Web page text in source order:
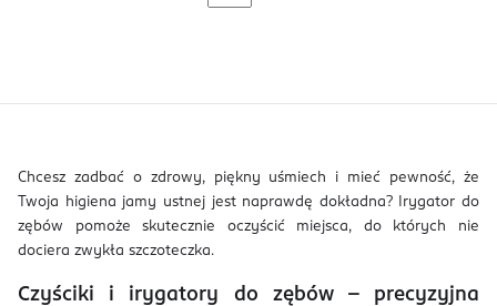
Chcesz zadbać o zdrowy, piękny uśmiech i mieć pewność, że
Twoja higiena jamy ustnej jest naprawdę dokładna? Irygator do
zębów pomoże skutecznie oczyścić miejsca, do których nie
dociera zwykła szczoteczka.
Czyściki i irygatory do zębów – precyzyjna